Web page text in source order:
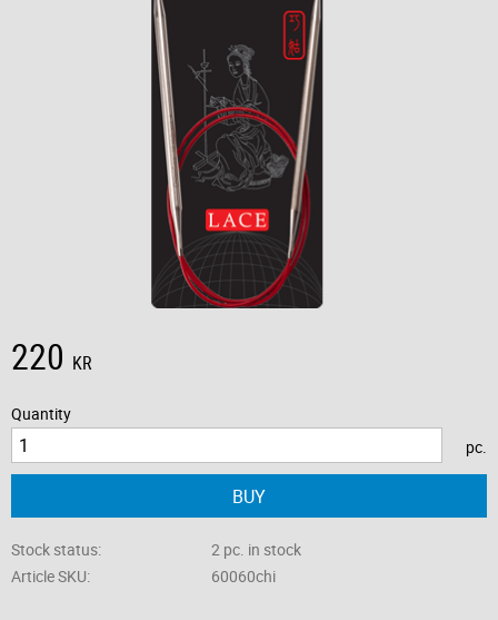
220 KR
Quantity
pc.
BUY
Stock status
2 pc. in stock
Article SKU
60060chi